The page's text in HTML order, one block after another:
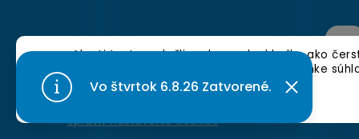
Aby ti tento web šliapal rovnako hladko ako
cookies. 🍪 Tvojou ďalšou jazdou po stránke
nájdeš tu].
Vo štvrtok 6.8.26 Zatvorené.
. Všetky práva vyhradené.
Upraviť nastavenie cookies